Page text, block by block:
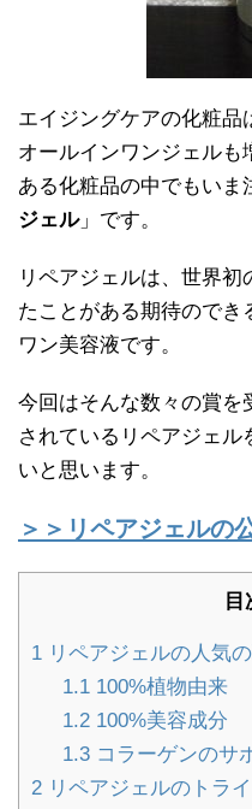
エイジングケアの化粧品
オールインワンジェルも
ある化粧品の中でもいま
ジェル」です。
リペアジェルは、世界
たことがある期待のでき
ワン美容液です。
今回はそんな数々の賞を
されているリペアジェル
いと思います。
＞＞リペアジェルの
目
1 リペアジェルの人気
1.1100%植物由来
1.2100%美容成分
1.3コラーゲンのサ
2 リペアジェルのトラ